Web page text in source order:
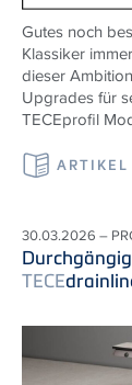
Gutes noch
Klassiker
dieser
Upgrades für
TECEprofil
ARTIKEL
30.03.2026 –
TECE